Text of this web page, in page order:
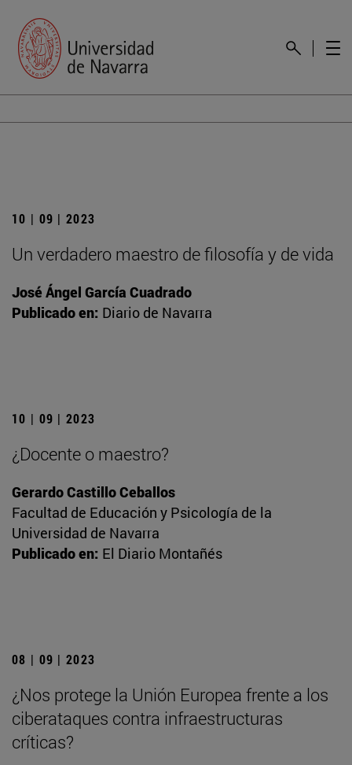
10 | 09 | 2023
Un verdadero maestro de filosofía y de vida
José Ángel García Cuadrado
Publicado en: Diario de Navarra
10 | 09 | 2023
¿Docente o maestro?
Gerardo Castillo Ceballos
Facultad de Educación y Psicología de la
Universidad de Navarra
Publicado en: El Diario Montañés
08 | 09 | 2023
¿Nos protege la Unión Europea frente a los
ciberataques contra infraestructuras
críticas?